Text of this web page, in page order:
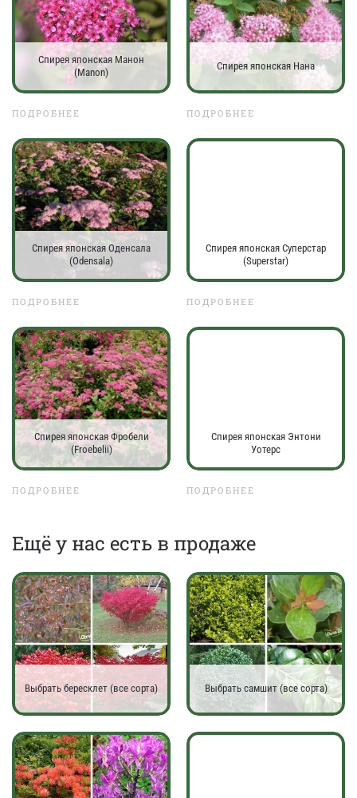
Спирея японская Манон
(Manon)
ПОДРОБНЕЕ
Спирея японская Нана
ПОДРОБНЕЕ
Спирея японская Оденсала
(Odensala)
ПОДРОБНЕЕ
Спирея японская Суперстар
(Superstar)
ПОДРОБНЕЕ
Спирея японская Фробели
(Froebelii)
ПОДРОБНЕЕ
Спирея японская Энтони
Уотерс
ПОДРОБНЕЕ
Eщё у нас есть в продаже
Выбрать бересклет (все сорта) Выбрать самшит (все сорта)